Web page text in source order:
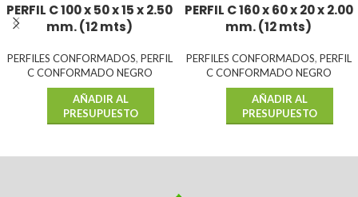
PERFIL C 100 x 50 x 15 x 2.50
mm. (12 mts)
PERFILES CONFORMADOS, PERFIL
C CONFORMADO NEGRO
AÑADIR AL
PRESUPUESTO
PERFIL C 160 x 60 x 20 x 2.00
mm. (12 mts)
PERFILES CONFORMADOS, PERFIL
C CONFORMADO NEGRO
AÑADIR AL
PRESUPUESTO